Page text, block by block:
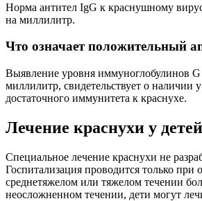
Норма антител IgG к краснушному
на миллилитр.
Что означает положительный
Выявление уровня иммуноглобулинов
миллилитр, свидетельствует о наличии
достаточного иммунитета к краснухе.
Лечение краснухи у детей
Специальное лечение краснухи не
Госпитализация проводится только при
среднетяжелом или тяжелом течении
неосложненном течении, дети могут